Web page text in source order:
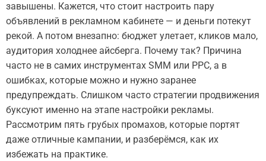
завышены. Кажется, что стоит настроить пару
объявлений в рекламном кабинете — и деньги потекут
рекой. А потом внезапно: бюджет улетает, кликов мало,
аудитория холоднее айсберга. Почему так? Причина
часто не в самих инструментах SMM или PPC, а в
ошибках, которые можно и нужно заранее
предупреждать. Слишком часто стратегии продвижения
буксуют именно на этапе настройки рекламы.
Рассмотрим пять грубых промахов, которые портят
даже отличные кампании, и разберёмся, как их
избежать на практике.